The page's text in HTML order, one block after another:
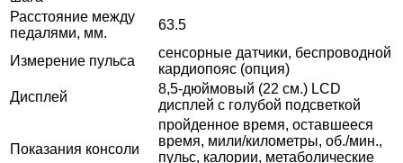
Расстояние между
педалями, мм.
63.5
Измерение пульса
сенсорные датчики, беспроводной
кардиопояс (опция)
Дисплей
8,5-дюймовый (22 см.) LCD
дисплей с голубой подсветкой
Показания консоли
пройденное время, оставшееся
время, мили/километры, об./мин.,
пульс, калории, метаболические